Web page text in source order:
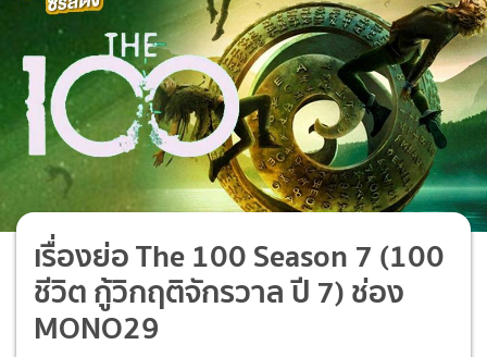
เรื่องย่อ The 100 Season 7 (100
ชีวิต กู้วิกฤติจักรวาล ปี 7) ช่อง
MONO29